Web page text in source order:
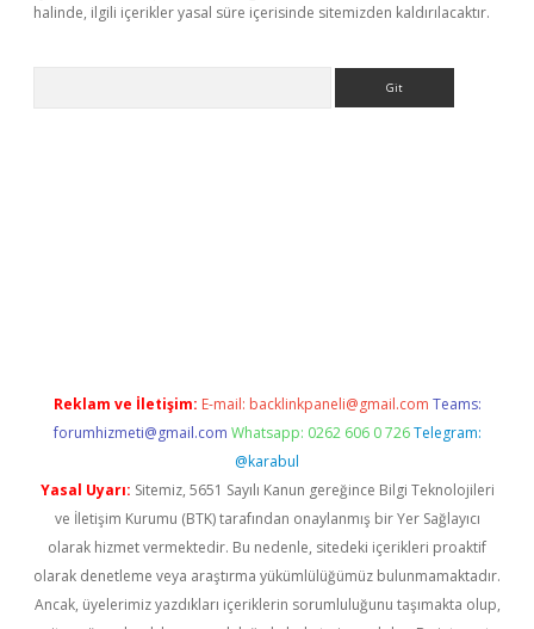
halinde, ilgili içerikler yasal süre içerisinde sitemizden kaldırılacaktır.
Reklam ve İletişim: E-mail: backlinkpaneli@gmail.com Teams:
forumhizmeti@gmail.com Whatsapp: 0262 606 0 726 Telegram:
@karabul
Yasal Uyarı: Sitemiz, 5651 Sayılı Kanun gereğince Bilgi Teknolojileri
ve İletişim Kurumu (BTK) tarafından onaylanmış bir Yer Sağlayıcı
olarak hizmet vermektedir. Bu nedenle, sitedeki içerikleri proaktif
olarak denetleme veya araştırma yükümlülüğümüz bulunmamaktadır.
Ancak, üyelerimiz yazdıkları içeriklerin sorumluluğunu taşımakta olup,